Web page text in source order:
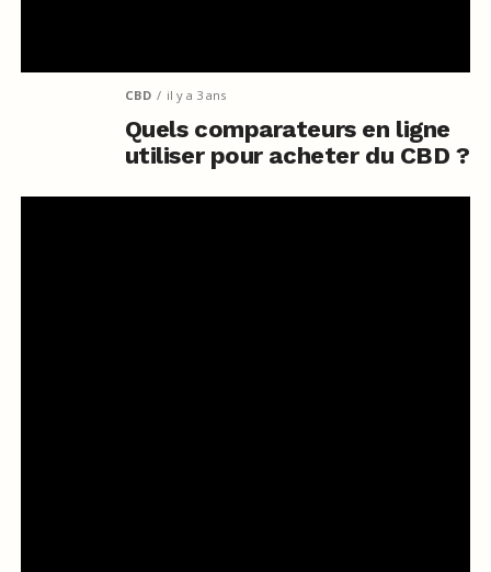
CBD il y a 3 ans
Quels comparateurs en ligne
utiliser pour acheter du CBD ?